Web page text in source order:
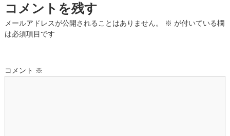
ビ
ゲ
シ
コメントを残す
メールアドレスが公開されることはありません。 ※ が付いている欄
は必須項目です
コメント ※